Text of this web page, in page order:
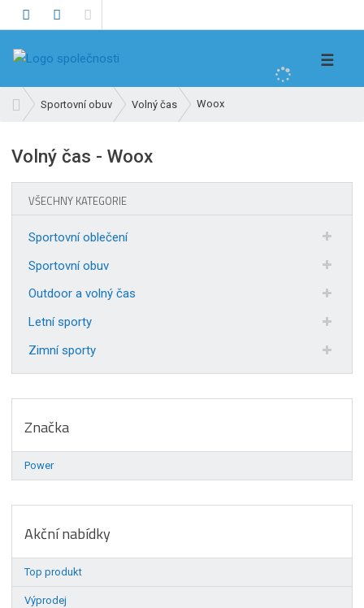
a
☰
v
d
Sportovní obuv Volný čas Woox
Volný čas - Woox
VŠECHNY KATEGORIE
Sportovní oblečení
Sportovní obuv
Outdoor a volný čas
Letní sporty
Zimní sporty
Značka
Power
Akční nabídky
Top produkt
Výprodej